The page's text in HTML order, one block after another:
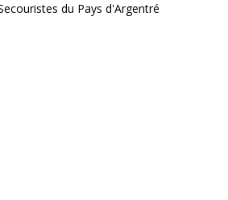
du Pays d'Argentré